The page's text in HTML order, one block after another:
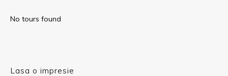
No tours found
Lasa o impresie